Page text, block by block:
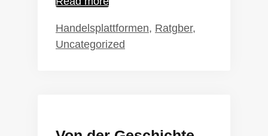
als
Alternative?
Kategorien
Handelsplattformen, Ratgber,
Uncategorized